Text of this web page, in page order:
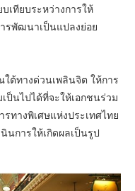
เทียบระหว่างการให้
รพัฒนาเป็นแปลงย่อย
ต้ทางด่วนเพลินจิต ให้การ
ป็นไปได้ที่จะให้เอกชนร่วม
ทางพิเศษแห่งประเทศไทย
นการให้เกิดผลเป็นรูป